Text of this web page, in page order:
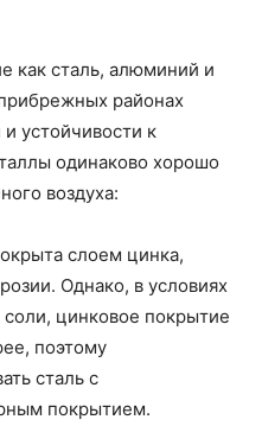
как сталь, алюминий и
районах
устойчивости к
одинаково хорошо
воздуха:
слоем цинка,
Однако, в условиях
цинковое покрытие
поэтому
сталь с
покрытием.